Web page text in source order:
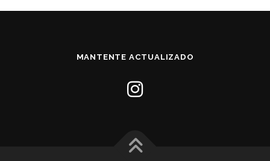
MANTENTE ACTUALIZADO